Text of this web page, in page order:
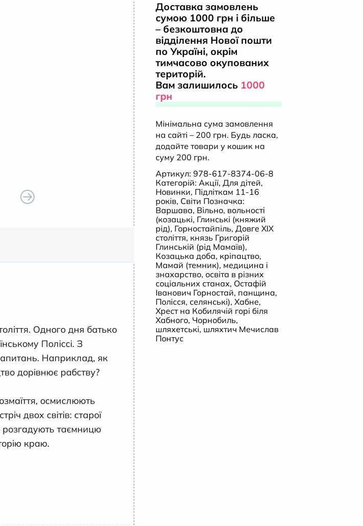
Одного дня батько
Поліссі. З
Наприклад, як
дорівнює рабству?
осмислюють
двох світів: старої
розгадують таємницю
краю.
кількість
Доставка замовлень
сумою 1000 грн і більше
– безкоштовна до
відділення Нової пошти
по Україні, окрім
тимчасово окупованих
територій.
Вам залишилось 1000
грн
Мінімальна сума замовлення
на сайті – 200 грн. Будь ласка,
додайте товари у кошик на
суму 200 грн.
Артикул: 978-617-8374-06-8
Категорій: Акції, Для дітей,
Новинки, Підліткам 11-16
років, Світи Позначка:
Варшава, Вільно, вольності
(козацькі, Глинські (княжий
рід), Горностайпіль, Довге ХІХ
століття, князь Григорій
Глинській (рід Мамаїв),
Козацька доба, кріпацтво,
Мамай (темник), медицина і
знахарство, освіта в різних
соціальних станах, Остафій
Іванович Горностай, панщина,
Полісся, селянські), Хабне,
Хрест на Кобилячій горі біля
Хабного, Чорнобиль,
шляхетські, шляхтич Мечислав
Понтус